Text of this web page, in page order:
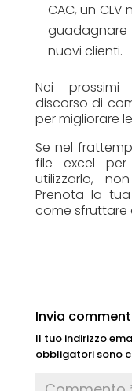
CAC, un
nuovi clienti.
Nei
discorso di
per migliorare
Se nel
file excel
utilizzarlo,
Prenota la
come sfruttare
Invia
Il tuo indirizzo
obbligatori sono